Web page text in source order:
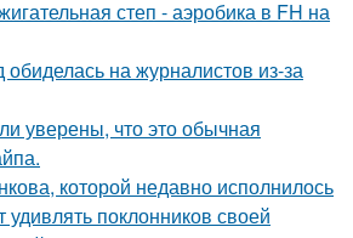
степ - аэробика в FH на
на журналистов из-за
уверены, что это обычная
которой недавно исполнилось
удивлять поклонников своей